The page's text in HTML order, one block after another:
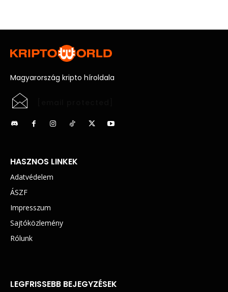
Magyarország kripto híroldala
HASZNOS LINKEK
Adatvédelem
ÁSZF
Impresszum
Sajtóközlemény
Rólunk
LEGFRISSEBB BEJEGYZÉSEK